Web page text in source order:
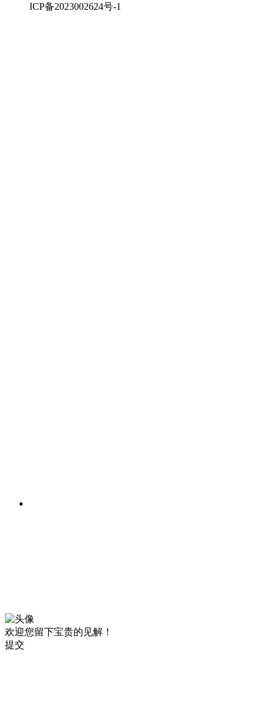
ICP备2023002624号-1
欢迎您留下宝贵的见解！
提交